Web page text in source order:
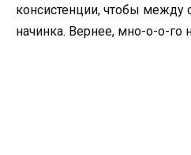
консистенции, чтобы между
начинка. Вернее, мно-о-о-го